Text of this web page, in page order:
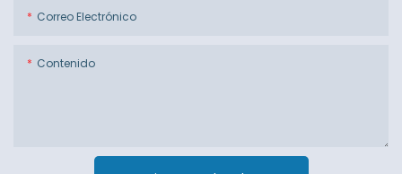
Correo Electrónico
Contenido